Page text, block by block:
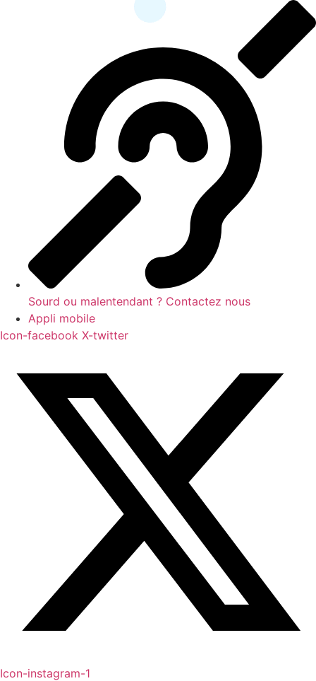
Sourd ou malentendant ? Contactez nous
Appli mobile
Icon-facebook X-twitter
Icon-instagram-1